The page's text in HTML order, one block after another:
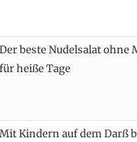
Der beste Nudelsalat ohne
für heiße Tage
Mit Kindern auf dem Darß